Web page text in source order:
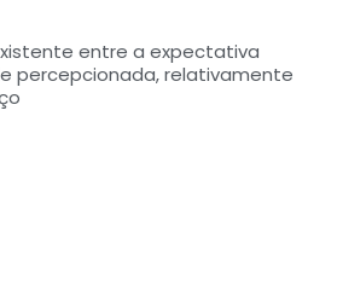
entre a expectativa
percepcionada, relativamente